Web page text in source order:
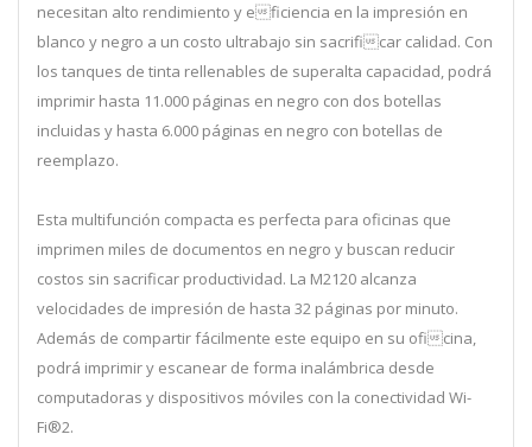
necesitan alto rendimiento y eficiencia en la impresión en
blanco y negro a un costo ultrabajo sin sacrificar calidad. Con
los tanques de tinta rellenables de superalta capacidad, podrá
imprimir hasta 11.000 páginas en negro con dos botellas
incluidas y hasta 6.000 páginas en negro con botellas de
reemplazo.
Esta multifunción compacta es perfecta para oficinas que
imprimen miles de documentos en negro y buscan reducir
costos sin sacrificar productividad. La M2120 alcanza
velocidades de impresión de hasta 32 páginas por minuto.
Además de compartir fácilmente este equipo en su oficina,
podrá imprimir y escanear de forma inalámbrica desde
computadoras y dispositivos móviles con la conectividad Wi-
Fi®2.